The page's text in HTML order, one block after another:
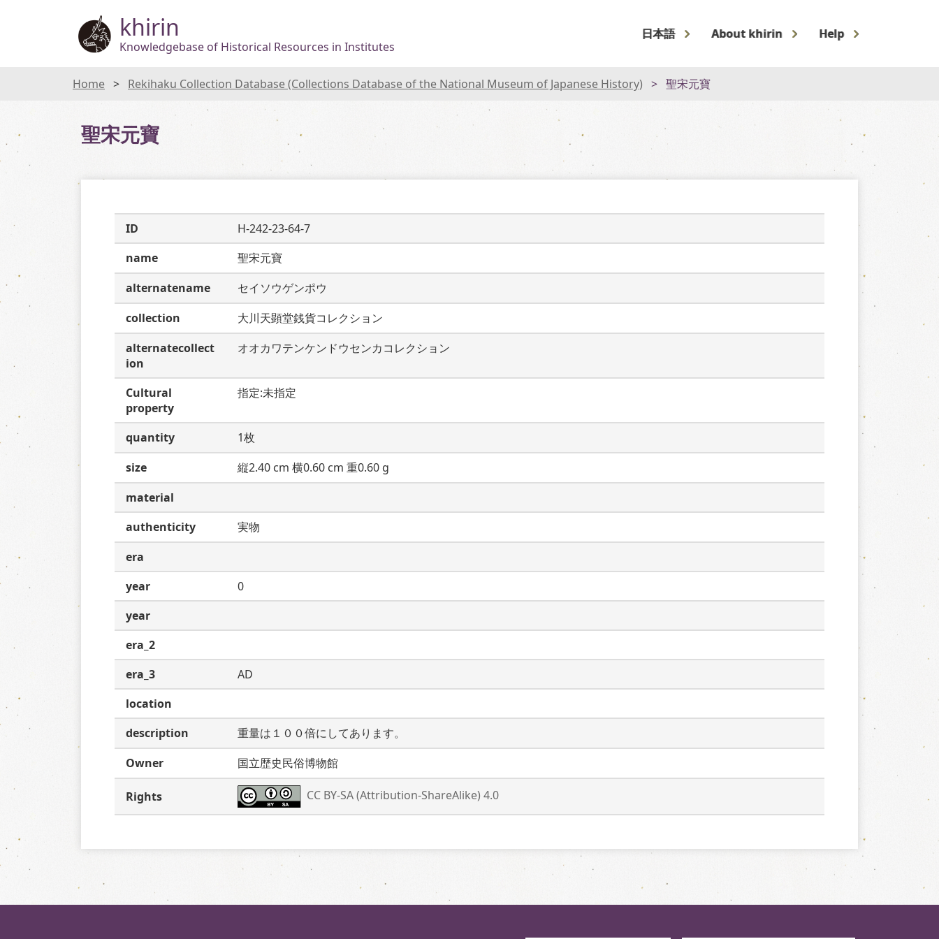
khirin
Knowledgebase of Historical Resources in Institutes
日本語 About khirin Help
Home Rekihaku Collection Database (Collections Database of the National Museum of Japanese History) 聖宋元寶
聖宋元寶
ID
H-242-23-64-7
name
聖宋元寶
alternatename
セイソウゲンポウ
collection
大川天顕堂銭貨コレクション
alternatecollect
ion
オオカワテンケンドウセンカコレクション
Cultural
property
指定:未指定
quantity
1枚
size
縦2.40 cm 横0.60 cm 重0.60 g
material
authenticity
実物
era
year
0
year
era_2
era_3
AD
location
description
重量は１００倍にしてあります。
Owner
国立歴史民俗博物館
Rights CC BY-SA (Attribution-ShareAlike) 4.0